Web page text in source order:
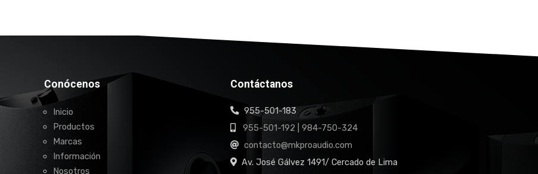
Conócenos
Inicio
Productos
Marcas
Información
Nosotros
Contáctanos
955-501-183
955-501-192 | 984-750-324
contacto@mkproaudio.com
Av. José Gálvez 1491/ Cercado de Lima